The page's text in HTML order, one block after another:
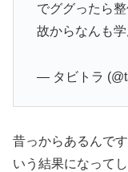
でググったら
故からなんも
— タビトラ
昔っからあるんで
いう結果になって